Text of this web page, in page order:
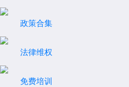
政策合集
法律维权
免费培训